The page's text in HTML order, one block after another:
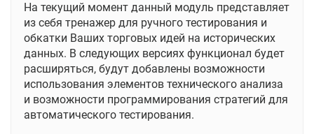
На текущий момент данный модуль представляет
из себя тренажер для ручного тестирования и
обкатки Ваших торговых идей на исторических
данных. В следующих версиях функционал будет
расширяться, будут добавлены возможности
использования элементов технического анализа
и возможности программирования стратегий для
автоматического тестирования.